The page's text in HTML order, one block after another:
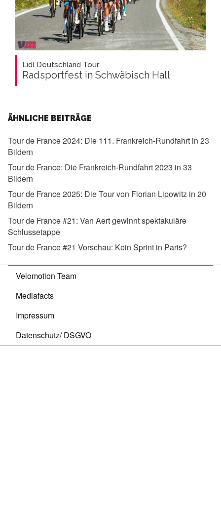
Lidl Deutschland Tour:
Radsportfest in Schwäbisch Hall
ÄHNLICHE BEITRÄGE
Tour de France 2024: Die 111. Frankreich-Rundfahrt in 23
Bildern
Tour de France: Die Frankreich-Rundfahrt 2023 in 33
Bildern
Tour de France 2025: Die Tour von Florian Lipowitz in 20
Bildern
Tour de France #21: Van Aert gewinnt spektakuläre
Schlussetappe
Tour de France #21 Vorschau: Kein Sprint in Paris?
Velomotion Team
Mediafacts
Impressum
Datenschutz/ DSGVO